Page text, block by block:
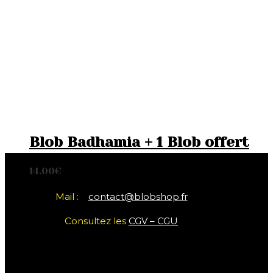
Blob Badhamia + 1 Blob offert
14.00€
Mail : contact@blobshop.fr
Consultez les CGV – CGU